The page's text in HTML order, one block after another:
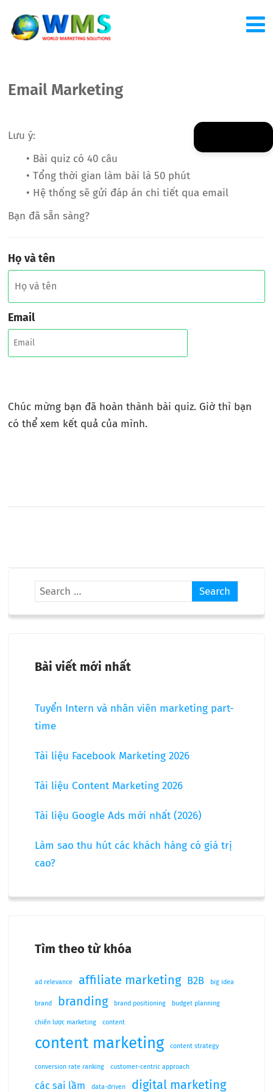
Email Marketing
Lưu ý:
• Bài quiz có 40 câu
• Tổng thời gian làm bài là 50 phút
• Hệ thống sẽ gửi đáp án chi tiết qua email
Bạn đã sẵn sàng?
Họ và tên
Email
Chúc mừng bạn đã hoàn thành bài quiz. Giờ thì bạn
có thể xem kết quả của mình.
Bài viết mới nhất
Tuyển Intern và nhân viên marketing part-
time
Tài liệu Facebook Marketing 2026
Tài liệu Content Marketing 2026
Tài liệu Google Ads mới nhất (2026)
Làm sao thu hút các khách hàng có giá trị
cao?
Tìm theo từ khóa
ad relevance affiliate marketing B2B big idea
brand branding brand positioning budget planning
chiến lược marketing content
content marketing content strategy
conversion rate ranking customer-centric approach
các sai lầm data-driven digital marketing